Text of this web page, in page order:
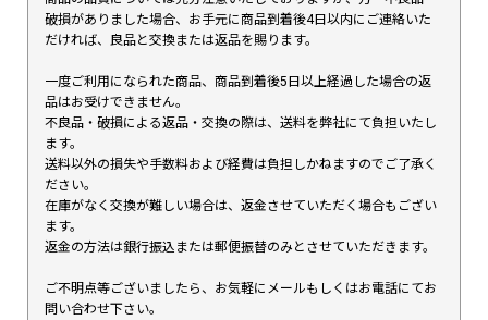
破損がありました場合、お手元に商品到着後4日以内にご連絡いた
だければ、良品と交換または返品を賜ります。
一度ご利用になられた商品、商品到着後5日以上経過した場合の返
品はお受けできません。
不良品・破損による返品・交換の際は、送料を弊社にて負担いたし
ます。
送料以外の損失や手数料および経費は負担しかねますのでご了承く
ださい。
在庫がなく交換が難しい場合は、返金させていただく場合もござい
ます。
返金の方法は銀行振込または郵便振替のみとさせていただきます。
ご不明点等ございましたら、お気軽にメールもしくはお電話にてお
問い合わせ下さい。